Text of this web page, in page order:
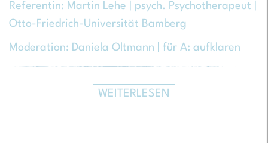
Referentin: Martin Lehe | psych. Psychotherapeut |
Otto-Friedrich-Universität Bamberg
Moderation: Daniela Oltmann | für A: aufklaren
WEITERLESEN